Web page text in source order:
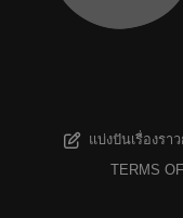
แบ่งปันเรื่องราว
TERMS